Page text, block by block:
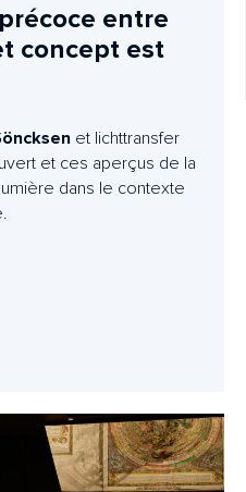
entre
concept est
et lichttransfer
et ces aperçus de la
dans le contexte